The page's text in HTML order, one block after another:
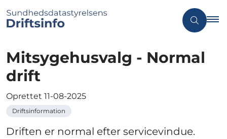
Mitsygehusvalg - Normal
drift
Oprettet 11-08-2025
Driftsinformation
Driften er normal efter servicevindue.